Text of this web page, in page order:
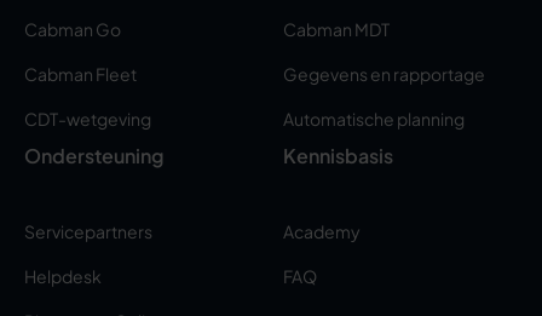
Cabman Go
Cabman Fleet
CDT-wetgeving
Cabman MDT
Gegevens en rapportage
Automatische planning
Ondersteuning
Servicepartners
Helpdesk
Kennisbasis
Academy
FAQ